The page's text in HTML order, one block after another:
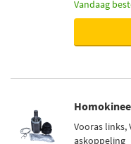
Vandaag
Vooras links,
askoppeling